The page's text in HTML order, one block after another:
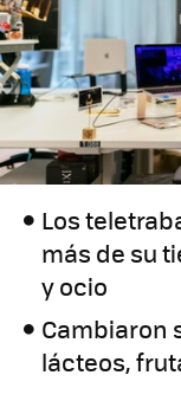
Los
más de su
y ocio
Cambiaron
lácteos,